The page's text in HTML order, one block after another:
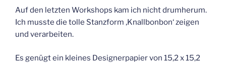
Auf den letzten Workshops kam ich nicht drumherum.
Ich musste die tolle Stanzform ‚Knallbonbon‘ zeigen
und verarbeiten.
Es genügt ein kleines Designerpapier von 15,2 x 15,2